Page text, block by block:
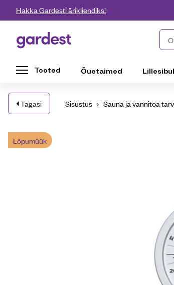
Liigu edasi põhisisu juurde
Hakka Gardesti ärikliendiks!
Gardest
Tooted Õuetaimed
Tagasi Sisustus Sauna ja vannitoa
Lõpumüük